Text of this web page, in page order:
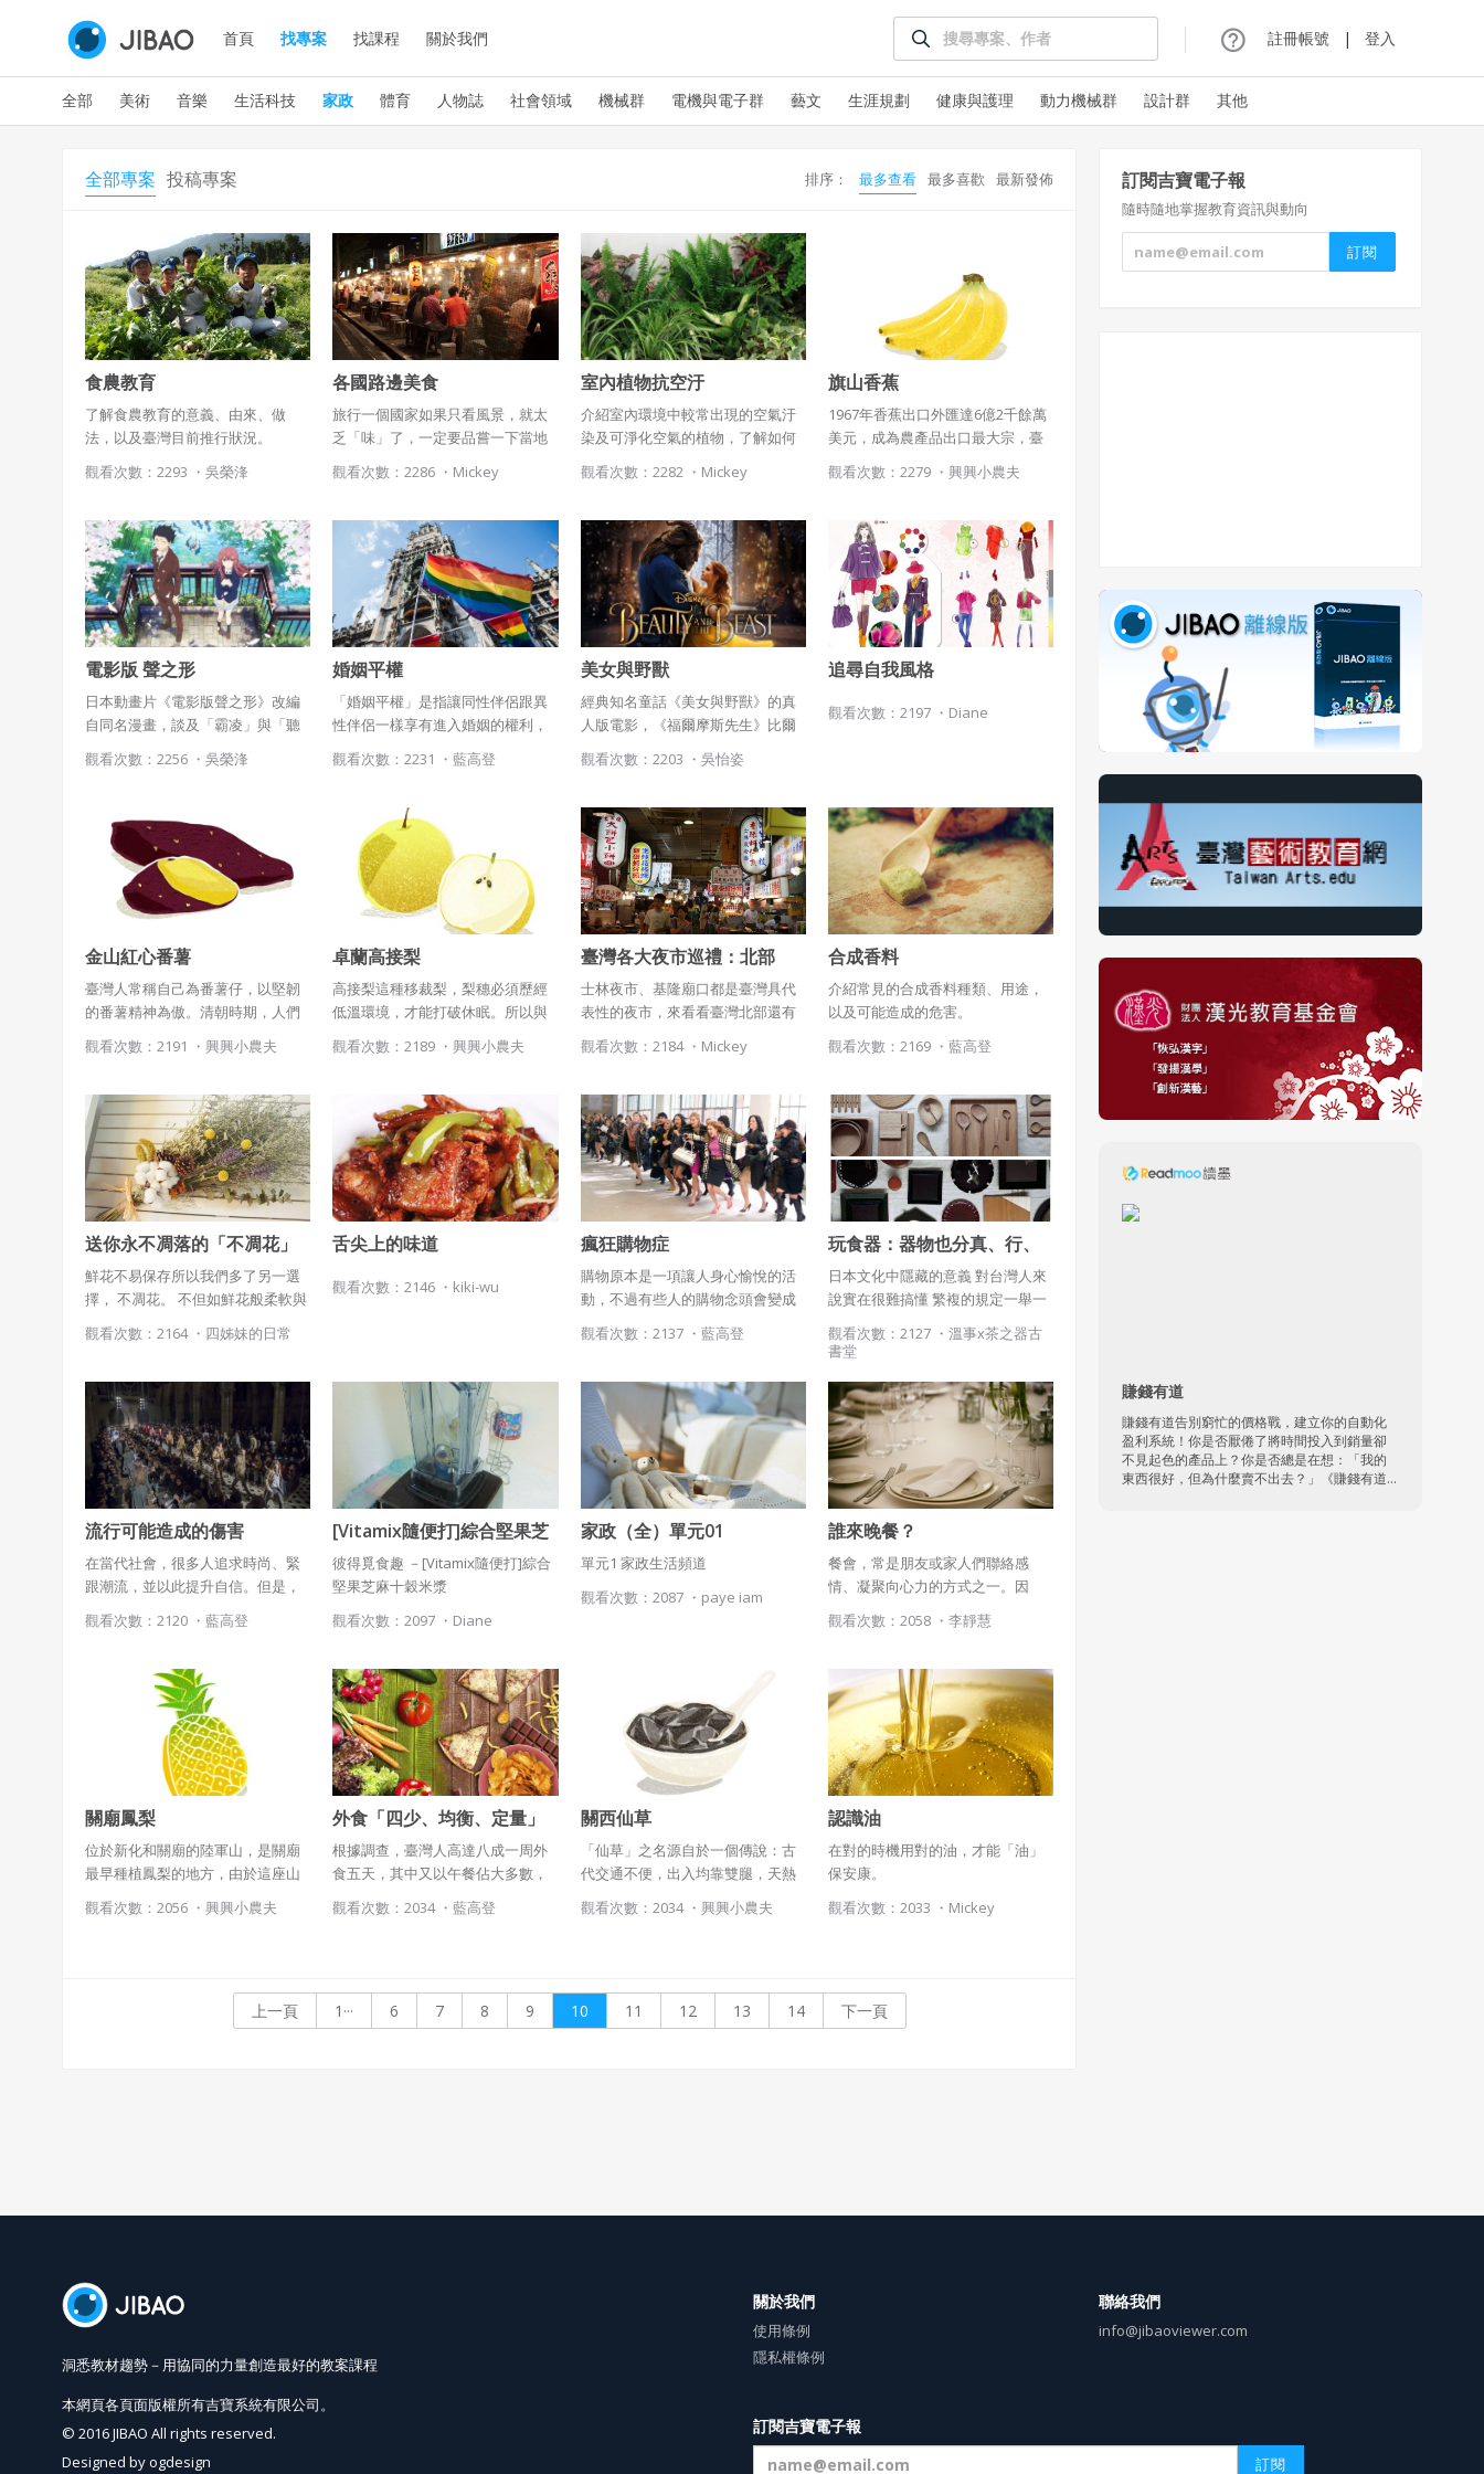
首頁 找專案 找課程 關於我們 註冊帳號 | 登入
全部 美術 音樂 生活科技 家政 體育 人物誌 社會領域 機械群 電機與電子群 藝文 生涯規劃 健康與護理 動力機械群 設計群 其他
全部專案 投稿專案 排序： 最多查看 最多喜歡 最新發佈
食農教育
了解食農教育的意義、由來、做
法，以及臺灣目前推行狀況。
觀看次數：2293 ・ 吳榮浲
各國路邊美食
旅行一個國家如果只看風景，就太
乏「味」了，一定要品嘗一下當地
的特色美食。而路邊攤正是特色美
食的聚集地。
觀看次數：2286 ・ Mickey
室內植物抗空汙
介紹室內環境中較常出現的空氣汙
染及可淨化空氣的植物，了解如何
藉由植物抵抗空汙。
觀看次數：2282 ・ Mickey
旗山香蕉
1967年香蕉出口外匯達6億2千餘萬
美元，成為農產品出口最大宗，臺
灣「香蕉王國」的美譽不脛而走，
當時六株香蕉的收成，就夠做一套
百株也換不到，簡直是天壤之別。
觀看次數：2279 ・ 興興小農夫
電影版 聲之形
日本動畫片《電影版聲之形》改編
自同名漫畫，談及「霸凌」與「聽
障」等議題，描述憤世嫉俗少年石
田，小時帶頭欺負聽障女孩西宮硝
凌關閉心門，甚至萌生輕生念頭。
長大後他與西宮相遇，替年幼無知
的幼稚行為懺悔，2人關係也隨之改
變。該片在日本以「鼓起勇氣，向
你傳達我的心聲」作為宣傳標語深
房也成功飆破百萬
觀看次數：2256 ・ 吳榮浲
婚姻平權
「婚姻平權」是指讓同性伴侶跟異
性伴侶一樣享有進入婚姻的權利，
也就是俗稱的「同性婚姻合法
化」，由於婚姻相關規定訂於《民
的便是《民法》部分條文修正草
案，依不同提案版本有不同程度的
修正。
觀看次數：2231 ・藍高登
美女與野獸
經典知名童話《美女與野獸》的真
人版電影，《福爾摩斯先生》比爾
坎登執導，「妙麗」艾瑪華森飾演
女主角「貝兒」、丹史蒂文斯飾演
野獸墜入情網
觀看次數：2203 ・ 吳怡姿
追尋自我風格
觀看次數：2197 ・ Diane
金山紅心番薯
臺灣人常稱自己為番薯仔，以堅韌
的番薯精神為傲。清朝時期，人們
來臺開墾時篳路藍縷、日本時代物
資窘困，番薯成為臺灣人的代用食
上不可分割的一部分。
觀看次數：2191 ・ 興興小農夫
卓蘭高接梨
高接梨這種移裁梨，梨穗必須歷經
低溫環境，才能打破休眠。所以與
一般嫁接只需一次不同，必須每年
重複「剪下」、「貼上」，也就是
成本高居果樹類首位的原因。
觀看次數：2189 ・興興小農夫
臺灣各大夜市巡禮：北部
士林夜市、基隆廟口都是臺灣具代
表性的夜市，來看看臺灣北部還有
哪些值得一逛的夜市吧！
觀看次數：2184 ・ Mickey
合成香料
介紹常見的合成香料種類、用途，
以及可能造成的危害。
觀看次數：2169 ・ 藍高登
送你永不凋落的「不凋花」
鮮花不易保存所以我們多了另一選
擇， 不凋花。 不但如鮮花般柔軟與
保有水分的觸感，並且可以長時間
保存觀賞讓美麗的事物永久保存。
觀看次數：2164 ・ 四姊妹的日常
舌尖上的味道
觀看次數：2146 ・ kiki-wu
瘋狂購物症
購物原本是一項讓人身心愉悅的活
動，不過有些人的購物念頭會變成
揮之不去的強迫意念，而只有在得
手的那一刻，情緒才能獲得痛快的
更慘的是，還常常是透支去買，最
後導致負債累累或繳不起巨額卡
費。
觀看次數：2137 ・ 藍高登
玩食器：器物也分真、行、
草
日本文化中隱藏的意義 對台灣人來
說實在很難搞懂 繁複的規定一舉一
動的細節 不禁讓人頭昏腦脹 其實日
本人萬事都依照"真.行.草"來判斷應
觀看次數：2127 ・ 溫事x茶之器古
書堂
流行可能造成的傷害
在當代社會，很多人追求時尚、緊
跟潮流，並以此提升自信。但是，
一些流行時尚可能會傷害身體，甚
至致病。本專案內容為探討一些流
免或減輕傷害。
觀看次數：2120 ・ 藍高登
[Vitamix隨便打]綜合堅果芝
麻十穀米漿
彼得覓食趣 －[Vitamix隨便打]綜合
堅果芝麻十穀米漿
觀看次數：2097 ・ Diane
家政（全）單元01
單元1 家政生活頻道
觀看次數：2087 ・ paye iam
誰來晚餐？
餐會，常是朋友或家人們聯絡感
情、凝聚向心力的方式之一。因
此，以青少年來說，若是從旁協助
家人籌辦一個家庭的party，可以從
在不同的生命階段，會有不同的飲
食需求及禁忌。在菜色安排方面，
能顧及不同人的需求，也表達對家
人的關心。
觀看次數：2058 ・ 李靜慧
關廟鳳梨
位於新化和關廟的陸軍山，是關廟
最早種植鳳梨的地方，由於這座山
是38年國民政府遷臺陸軍打靶演練
的地方，因而得名。此山海拔低，
梨，如今只要一想到陸軍山，便聯
觀看次數：2056 ・ 興興小農夫
外食「四少、均衡、定量」
根據調查，臺灣人高達八成一周外
食五天，其中又以午餐佔大多數，
如何讓「老外一族」在飲食上不會
失衡，甚至肥胖而引起代謝症候
觀看次數：2034 ・藍高登
關西仙草
「仙草」之名源自於一個傳說：古
代交通不便，出入均靠雙腿，天熱
趕路容易中暑生病，有善心人士將
這種具有特殊香味的草類植物，曬
種具有神效的草應是仙人所賜予
的，故將其稱為「仙草」。
觀看次數：2034 ・ 興興小農夫
認識油
在對的時機用對的油，才能「油」
保安康。
觀看次數：2033 ・ Mickey
上一頁 1··· 6 7 8 9 10 11 12 13 14 下一頁
訂閱吉寶電子報
隨時隨地掌握教育資訊與動向
賺錢有道
賺錢有道告別窮忙的價格戰，建立你的自動化
盈利系統！你是否厭倦了將時間投入到銷量卻
不見起色的產品上？你是否總是在想：「我的
東西很好，但為什麼賣不出去？」《賺錢有道...
使用 Facebook 帳號登入
使用 Google 帳號登入
還沒有註冊帳號嗎？點擊
想起密碼了嗎？點擊 立刻登入
使用 Facebook 帳號註冊
使用 Google 帳號註冊
已閱讀使用條款和隱私政策
已經有註冊帳號了嗎？點擊 立刻登入
緣會員有意願吉寶知識系統（本系統），經註冊本系統
表示您同意會員合約：
一、定義條款
授權內容：係指吉寶系統有限公司（吉寶系統公司）所有或經授權
衍生著作：係指就授權內容改作之創作。
二、會員規範
會員同意遵守本系統之會員規範、著作權條款及隱私權政策。
違反前項約定者，本系統得終止會員資格。
三、著作權授權
會員得於本系統內使用授權內容，除經著作權人有標示採取創用CC
授權或其他授權者，會員不得重製、轉載、散布或類似方法流通授
本系統防盜拷措施或類似措施，會員不得予以破解、破壞或以其他
方法規避。
會員使用本系統之費用，由吉寶系統公司定之並按月收取。吉寶系
統公司得不定期公告與調整費用。
四、會員授權
會員享有其創作之衍生著作的著作權，但會員同意吉寶系統公司得
於該著作權存續期間內無償使用，包括再授權之權利。
本條約定不因本合約終止而失效。
會員聲明並保證會員於使用本系統時創作、上傳或張貼的著作物，
會員享有所有權或經合法授權。
如會員違反前項約定致吉寶系統公司遭追訴、請求或求償者，吉寶
系統公司應立即通知會員，必要時本系統得移除爭議內容。會員應
協助相關程序並負擔吉寶系統公司因此所生支出（包括律師費
用）、損害及損失。
六、終止
償。
七、合意管轄
雙方合意專以臺灣臺北地方法院為第一審管轄法院。
我同意上述會員條款
同意上述條款，確定註冊
洞悉教材趨勢－用協同的力量創造最好的教案課程
本網頁各頁面版權所有吉寶系統有限公司。
© 2016 JIBAO All rights reserved.
Designed byogdesign
關於我們
使用條例
隱私權條例
聯絡我們
info@jibaoviewer.com
訂閱吉寶電子報
訂閱